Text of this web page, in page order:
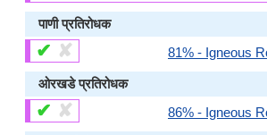
पाणी प्रतिरोधक
✔ ✘ 81% - Igneous
ओरखडे प्रतिरोधक
✔ ✘ 86% - Igneous